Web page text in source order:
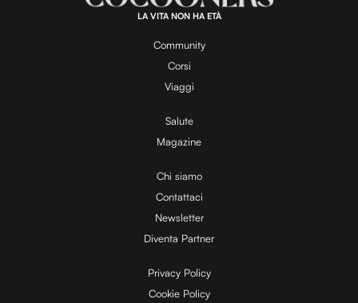
LA VITA NON HA ETÀ
Community
Corsi
Viaggi
Salute
Magazine
Chi siamo
Contattaci
Newsletter
Diventa Partner
Privacy Policy
Cookie Policy